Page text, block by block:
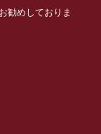
勧めしておりま